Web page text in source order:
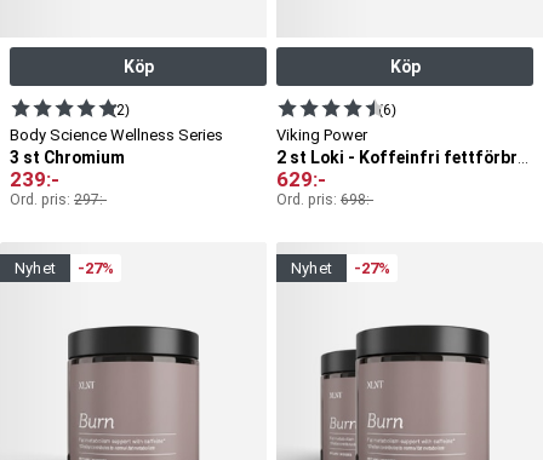
Köp
(2)
Body Science Wellness Series
3 st Chromium
239:-
Ord. pris: 297:-
Köp
(6)
Viking Power
2 st Loki - Koffeinfri fettförbrännare
629:-
Ord. pris: 698:-
nyhet -27% nyhet -27%